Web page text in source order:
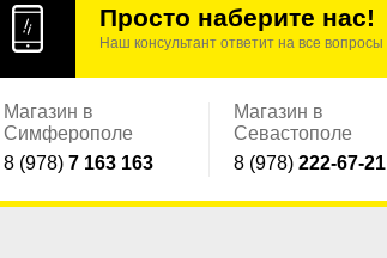
Просто наберите нас!
Наш консультант ответит на все вопросы
Магазин в
Симферополе
8 (978) 7 163 163
Магазин в
Севастополе
8 (978)222-67-21